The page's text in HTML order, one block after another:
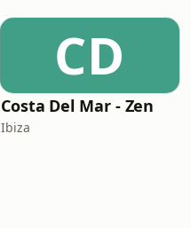
CD
Costa Del Mar - Zen
Ibiza